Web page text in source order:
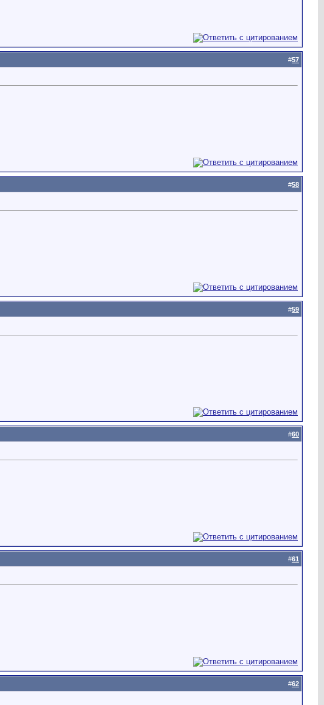
#57
#58
#59
#60
#61
#62